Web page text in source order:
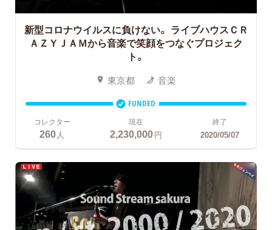
新型コロナウイルスに負けない。 ライブハウスＣＲ
ＡＺＹＪＡＭから音楽で笑顔をつなぐプロジェク
ト。
東京都 音楽
FUNDED
コレクター
260人
現在
2,230,000円
終了
2020/05/07